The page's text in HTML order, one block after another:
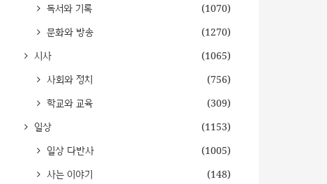
독서와 기록
(1070)
문화와 방송
(1270)
시사
(1065)
사회와 정치
(756)
학교와 교육
(309)
일상
(1153)
일상 다반사
(1005)
사는 이야기
(148)